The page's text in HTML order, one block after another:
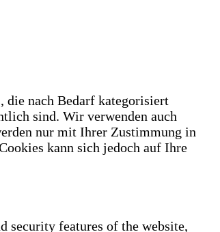
die nach Bedarf kategorisiert
sind. Wir verwenden auch
nur mit Ihrer Zustimmung in
kann sich jedoch auf Ihre
security features of the website,